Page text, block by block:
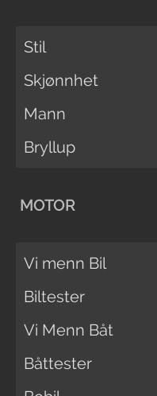
Stil
Skjønnhet
Mann
Bryllup
MOTOR
Vi menn Bil
Biltester
Vi Menn Båt
Båttester